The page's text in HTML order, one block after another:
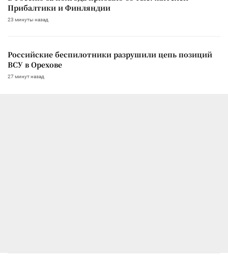
Прибалтики и Финляндии
23 минуты назад
Российские беспилотники разрушили цепь позиций
ВСУ в Орехове
27 минут назад